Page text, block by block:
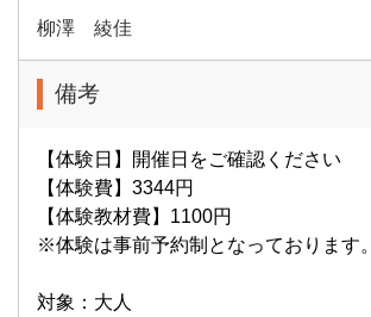
柳澤 綾佳
備考
【体験日】開催日をご確認ください
【体験費】3344円
【体験教材費】1100円
※体験は事前予約制となっております。
対象：大人